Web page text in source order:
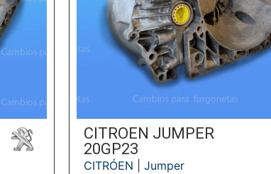
CITROEN JUMPER
20GP23
CITRÓEN |Jumper